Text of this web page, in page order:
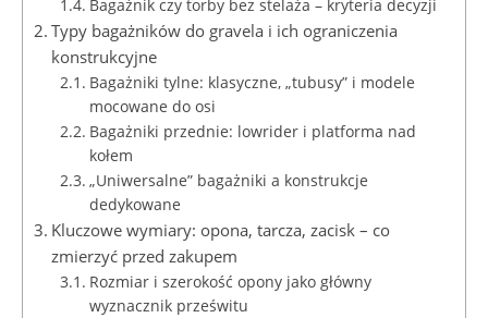
Bagażnik czy torby bez stelaża – kryteria decyzji
Typy bagażników do gravela i ich ograniczenia
konstrukcyjne
Bagażniki tylne: klasyczne, „tubusy” i modele
mocowane do osi
Bagażniki przednie: lowrider i platforma nad
kołem
„Uniwersalne” bagażniki a konstrukcje
dedykowane
Kluczowe wymiary: opona, tarcza, zacisk – co
zmierzyć przed zakupem
Rozmiar i szerokość opony jako główny
wyznacznik prześwitu